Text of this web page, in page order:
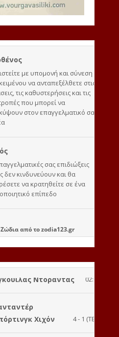
Ζώδιααπό τοzodia123.gr